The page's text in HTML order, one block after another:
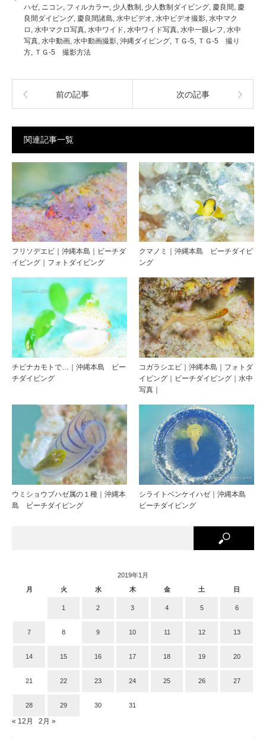
ハゼ ニコン フィルカラー 少人数制 少人数制ダイビング 慶良間 慶
良間ダイビング 慶良間諸島 水中ビデオ 水中ビデオ撮影 水中マク
ロ 水中マクロ写真 水中ワイド 水中ワイド写真 水中一眼レフ 水中
写真 水中動画 水中動画撮影 沖縄ダイビング ＴＧ-5
ＴＧ-5 撮り
方
ＴＧ-5 撮影方法
前の記事 次の記事
関連記事一覧
フリソデエビ｜沖縄本島｜ビーチダ
イビング｜フォトダイビング
クマノミ｜沖縄本島 ビーチダイビ
ング
チビナカモトで…｜沖縄本島 ビー
チダイビング
コガラシエビ｜沖縄本島｜フォトダ
イビング｜ビーチダイビング｜水中
写真｜
ウミショウブハゼ属の１種｜沖縄本
島 ビーチダイビング
シライトベンケイハゼ｜沖縄本島
ビーチダイビング
2019年1月
月
火 水 木 金 土 日
1 2 3 4 5 6
7 8 9 10 11 12 13
14 15 16 17 18 19 20
21 22 23 24 25 26 27
28 29 30 31
« 12月 2月 »